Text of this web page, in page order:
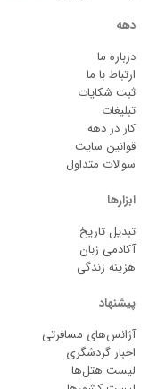
دهه
درباره ما
ارتباط با ما
ثبت شکایات
تبلیغات
کار در دهه
قوانین سایت
سوالات متداول
ابزارها
تبدیل تاریخ
آکادمی زبان
هزینه زندگی
پیشنهاد
آژانس‌های مسافرتی
اخبار گردشگری
لیست هتل‌ها